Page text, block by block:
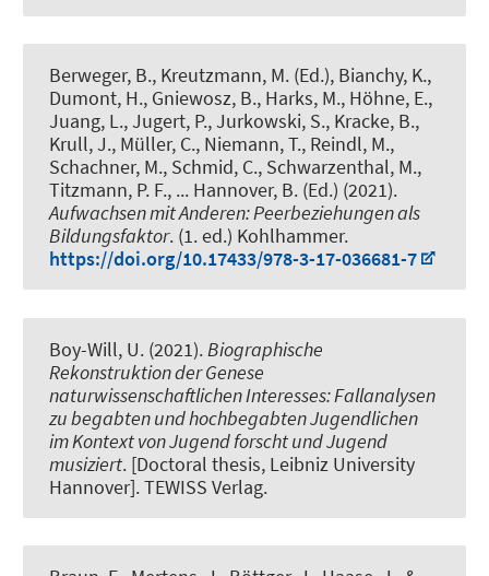
Berweger, B., Kreutzmann, M. (Ed.), Bianchy, K.,
Dumont, H., Gniewosz, B., Harks, M., Höhne, E.,
Juang, L., Jugert, P., Jurkowski, S., Kracke, B.,
Krull, J., Müller, C., Niemann, T., Reindl, M.,
Schachner, M., Schmid, C., Schwarzenthal, M.,
Titzmann, P. F., ... Hannover, B. (Ed.) (2021).
Aufwachsen mit Anderen: Peerbeziehungen als
Bildungsfaktor. (1. ed.) Kohlhammer.
https://doi.org/10.17433/978-3-17-036681-7
Boy-Will, U. (2021). Biographische
Rekonstruktion der Genese
naturwissenschaftlichen Interesses: Fallanalysen
zu begabten und hochbegabten Jugendlichen
im Kontext von Jugend forscht und Jugend
musiziert. [Doctoral thesis, Leibniz University
Hannover]. TEWISS Verlag.